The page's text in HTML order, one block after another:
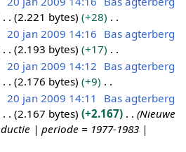
2.221 bytes
+28
20 jan 2009 14:16 Bas agterberg
2.193 bytes
+17
20 jan 2009 14:12 Bas agterberg
2.176 bytes
+9
20 jan 2009 14:11
Bas agterberg
2.167 bytes +2.167
Nieuwe
| periode = 1977-1983 |